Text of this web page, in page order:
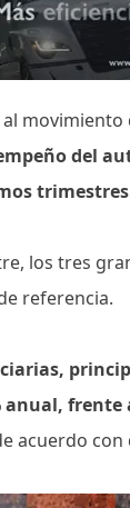
al
del
los tres
referencia.
anual, frente
acuerdo